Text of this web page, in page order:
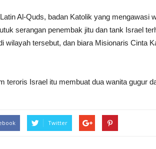
Al-Quds, badan Katolik yang mengawasi
serangan penembak jitu dan tank Israel
wilayah tersebut, dan biara Misionaris Cinta
teroris Israel itu membuat dua wanita gugur
Twitter